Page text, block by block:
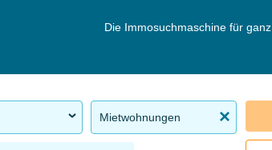
Die Immosuchmaschine für ganz
Mietwohnungen